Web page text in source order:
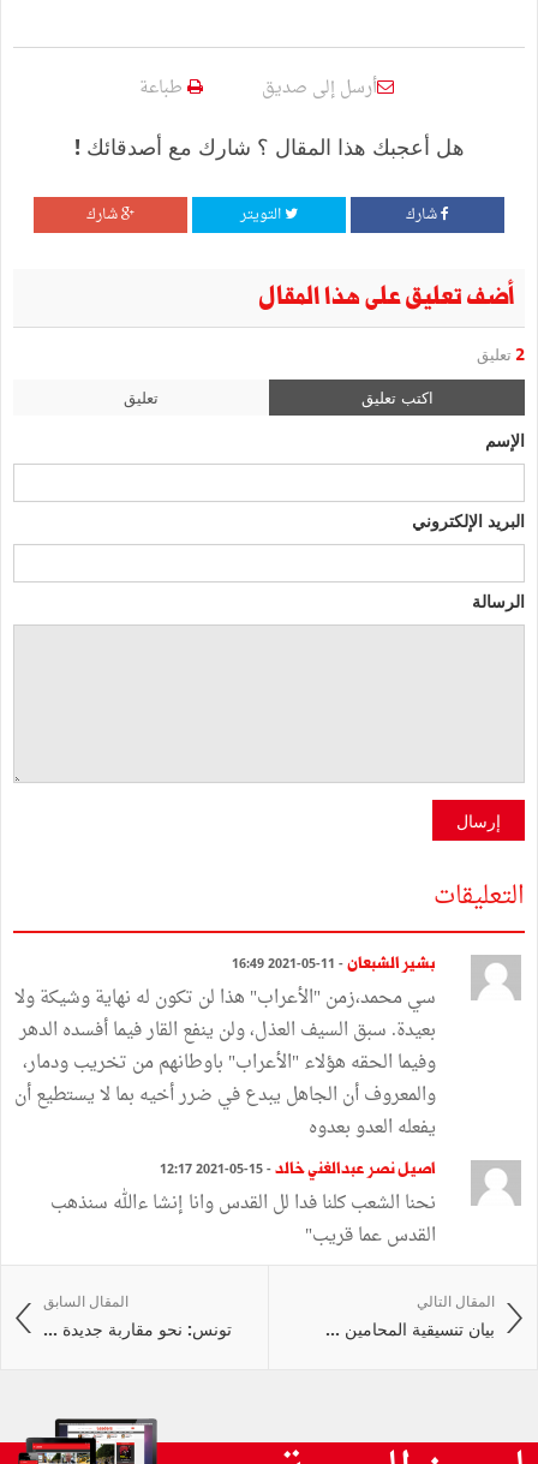
أرسل إلى صديق طباعة
هل أعجبك هذا المقال ؟ شارك مع أصدقائك !
شارك التويتر شارك
أضف تعليق على هذا المقال
2 تعليق
اكتب تعليق تعليق
الإسم
البريد الإلكتروني
الرسالة
إرسال
التعليقات
بشير الشبعان - 11-05-2021 16:49
سي محمد،زمن "الأعراب" هذا لن تكون له نهاية وشيكة ولا
بعيدة. سبق السيف العذل، ولن ينفع القار فيما أفسده الدهر
وفيما الحقه هؤلاء "الأعراب" باوطانهم من تخريب ودمار،
والمعروف أن الجاهل يبدع في ضرر أخيه بما لا يستطيع أن
يفعله العدو بعدوه
اصيل نصر عبدالغني خالد - 15-05-2021 12:17
نحنا الشعب كلنا فدا لل القدس وانا إنشا ءالله سنذهب
القدس عما قريب"
المقال السابق
تونس: نحو مقاربة جديدة ...
المقال التالي
بيان تنسيقية المحامين ...